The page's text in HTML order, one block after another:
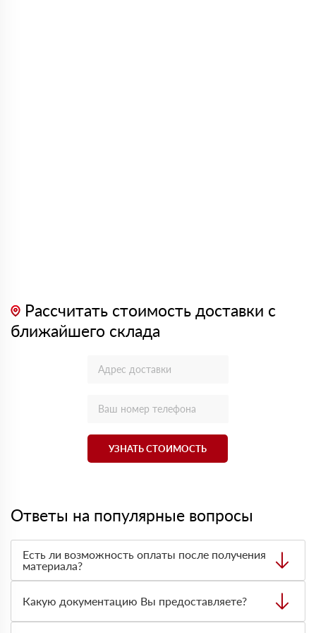
Рассчитать стоимость доставки с
ближайшего склада
УЗНАТЬ СТОИМОСТЬ
Ответы на популярные вопросы
Есть ли возможность оплаты после получения
материала?
оплата по факту получения товара. При этом, если
доставленный товар был ненадлежащего качества, то
Вы вправе от него отказаться.
Какую документацию Вы предоставляете?